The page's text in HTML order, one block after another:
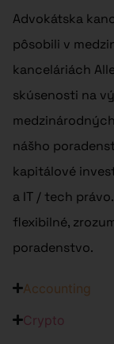
Advokátska
pôsobili v
kanceláriách
skúsenosti na
nášho
kapitálové
a IT / tech
flexibilné,
poradenstvo.
Accounting
Crypto